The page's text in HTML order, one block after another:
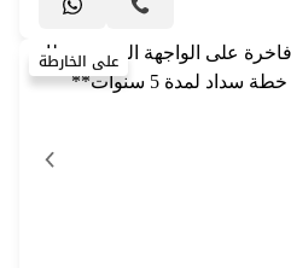
على الخارطة